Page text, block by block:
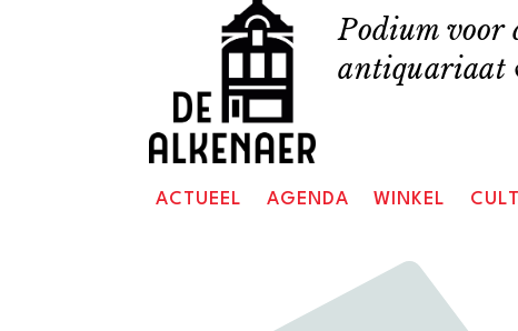
Podium voor
antiquariaat
ACTUEEL AGENDA WINKEL